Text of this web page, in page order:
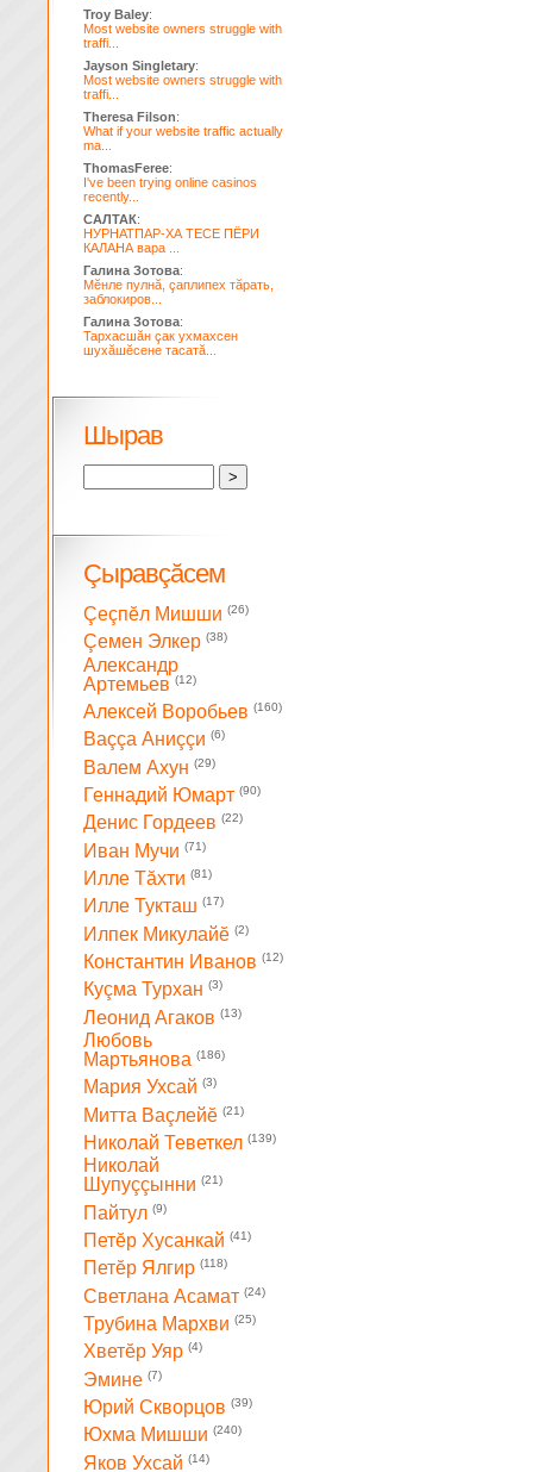
Troy Baley:
Most website owners struggle with
traffi...
Jayson Singletary:
Most website owners struggle with
traffi...
Theresa Filson:
What if your website traffic actually
ma...
ThomasFeree:
I've been trying online casinos
recently...
САЛТАК:
НУРНАТПАР-ХА ТЕСЕ ПЁРИ
КАЛАНА вара ...
Галина Зотова:
Мĕнле пулнă, çаплипех тăрать,
заблокиров...
Галина Зотова:
Тархасшăн çак ухмахсен
шухăшĕсене тасатă...
Шырав
Çыравçăсем
Çеçпĕл Мишши (26)
Çемен Элкер (38)
Александр
Артемьев (12)
Алексей Воробьев (160)
Ваççа Аниççи (6)
Валем Ахун (29)
Геннадий Юмарт (90)
Денис Гордеев (22)
Иван Мучи (71)
Илле Тăхти (81)
Илле Тукташ (17)
Илпек Микулайĕ (2)
Константин Иванов (12)
Куçма Турхан (3)
Леонид Агаков (13)
Любовь
Мартьянова (186)
Мария Ухсай (3)
Митта Ваçлейĕ (21)
Николай Теветкел (139)
Николай
Шупуççынни (21)
Пайтул (9)
Петĕр Хусанкай (41)
Петĕр Ялгир (118)
Светлана Асамат (24)
Трубина Мархви (25)
Хветĕр Уяр (4)
Эмине (7)
Юрий Скворцов (39)
Юхма Мишши (240)
Яков Ухсай (14)